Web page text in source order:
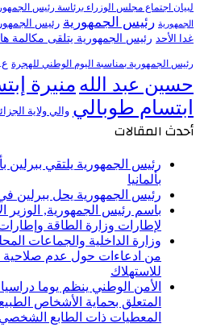
لبيان اجتماع مجلس الوزراء برئاسة رئيس
الجمهورية رئيس الجمهورية رئيس
غدا الأحد رئيس الجمهورية يتلقى مكالمة
رئيس الجمهورية بمناسبة اليوم الوطني للهجرة
حسين عبد الله منيرة
ابتسام طوبالي والي ولاية
أحدث المقالات
رئيس الجمهورية يلتقي ببرلين
بألمانيا
رئيس الجمهورية يحل ببرلين في
باسم رئيس الجمهورية, الوزير
لإطارات وزارة الطاقة
وزارة الداخلية والجماعات
من ادعاءات حول عدم صلاحية
للاستهلاك
الأمن الوطني ينظم يوما
المتعلق بحماية الأشخاص
المعطيات ذات الطابع